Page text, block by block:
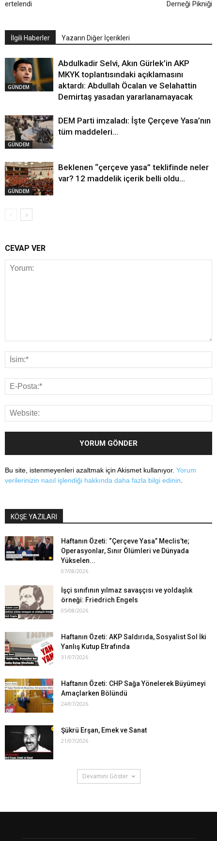
ertelendi
Derneği Pikniği
İlgili Haberler Yazarın Diğer İçerikleri
GÜNDEM
Abdulkadir Selvi, Akın Gürlek’in AKP
MKYK toplantısındaki açıklamasını
aktardı: Abdullah Öcalan ve Selahattin
Demirtaş yasadan yararlanamayacak
GÜNDEM
DEM Parti imzaladı: İşte Çerçeve Yasa’nın
tüm maddeleri…
GÜNDEM
Beklenen “çerçeve yasa” teklifinde neler
var? 12 maddelik içerik belli oldu…
CEVAP VER
Bu site, istenmeyenleri azaltmak için Akismet kullanıyor. Yorum
verilerinizin nasıl işlendiği hakkında daha fazla bilgi edinin
KÖŞE YAZILARI
Haftanın Özeti: “Çerçeve Yasa” Meclis’te;
Operasyonlar, Sınır Ölümleri ve Dünyada
Yükselen...
07/08/2026
İşçi sınıfının yılmaz savaşçısı ve yoldaşlık
örneği: Friedrich Engels
05/08/2026
Haftanın Özeti: AKP Saldırıda, Sosyalist Sol İki
Yanlış Kutup Etrafında
31/07/2026
Haftanın Özeti: CHP Sağa Yönelerek Büyümeyi
Amaçlarken Bölündü
24/07/2026
Şükrü Erşan, Emek ve Sanat
21/07/2026
Devamını Göster